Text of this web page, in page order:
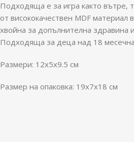
Подходяща е за игра както вътре,
от висококачествен MDF материал
хвойна за допълнителна здравина
Подходяща за деца над 18
Размери: 12x5x9.5 см
Размер на опаковка: 19x7x18 см